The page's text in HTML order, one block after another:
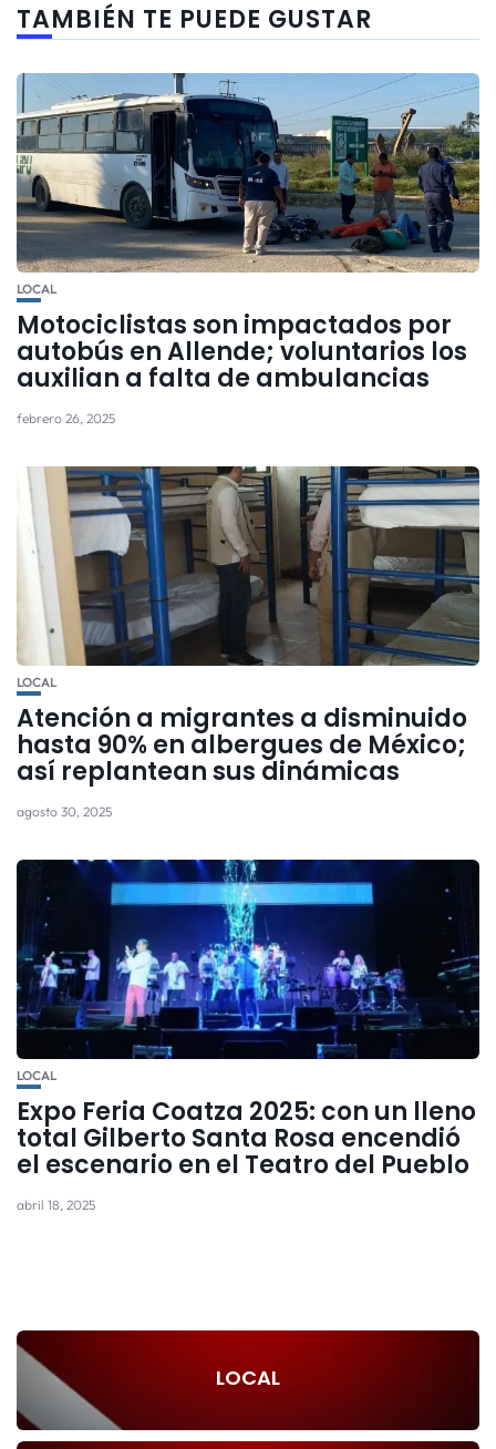
TAMBIÉN TE PUEDE GUSTAR
LOCAL
Motociclistas son impactados por
autobús en Allende; voluntarios los
auxilian a falta de ambulancias
febrero 26, 2025
LOCAL
Atención a migrantes a disminuido
hasta 90% en albergues de México;
así replantean sus dinámicas
agosto 30, 2025
LOCAL
Expo Feria Coatza 2025: con un lleno
total Gilberto Santa Rosa encendió
el escenario en el Teatro del Pueblo
abril 18, 2025
LOCAL